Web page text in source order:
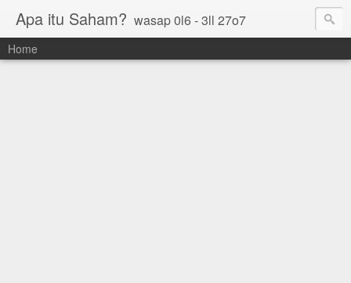
Apa itu Saham? wasap 0l6 - 3ll 27o7
Home